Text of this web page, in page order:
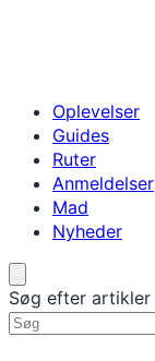
Oplevelser
Guides
Ruter
Anmeldelser
Mad
Nyheder
Søg efter artikler